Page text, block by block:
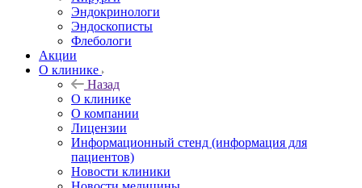
Эндокринологи
Эндоскописты
Флебологи
Акции
О клинике
Назад
О клинике
О компании
Лицензии
Информационный стенд (информация для
пациентов)
Новости клиники